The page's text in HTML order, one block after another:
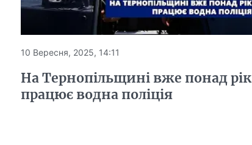
10 Вересня, 2025, 14:11
На Тернопільщині вже понад рік
працює водна поліція